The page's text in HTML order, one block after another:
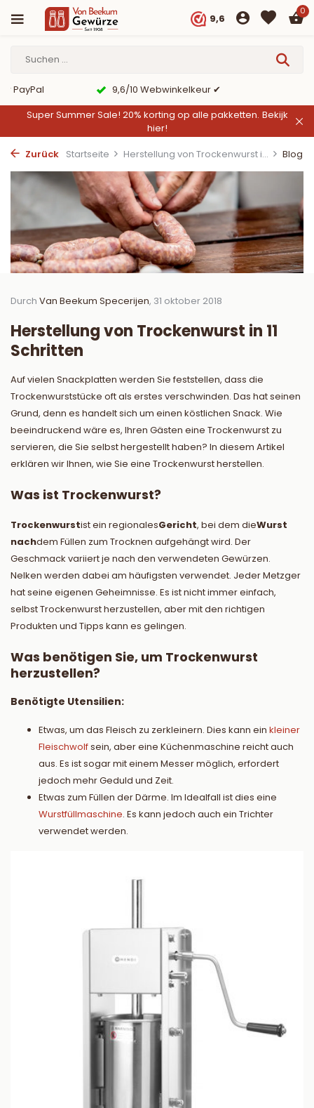
9,6
0
PayPal
9,6/10 Webwinkelkeur ✔
Super Summer Sale! 20% korting op alle pakketten. Bekijk
hier!
Zurück Startseite Herstellung von Trockenwurst i... Blog
Durch Van Beekum Specerijen, 31 oktober 2018
Herstellung von Trockenwurst in 11
Schritten
Auf vielen Snackplatten werden Sie feststellen, dass die
Trockenwurststücke oft als erstes verschwinden. Das hat seinen
Grund, denn es handelt sich um einen köstlichen Snack. Wie
beeindruckend wäre es, Ihren Gästen eine Trockenwurst zu
servieren, die Sie selbst hergestellt haben? In diesem Artikel
erklären wir Ihnen, wie Sie eine Trockenwurst herstellen.
Was ist Trockenwurst?
Trockenwurstist ein regionalesGericht, bei dem dieWurst
nachdem Füllen zum Trocknen aufgehängt wird. Der
Geschmack variiert je nach den verwendeten Gewürzen.
Nelken werden dabei am häufigsten verwendet. Jeder Metzger
hat seine eigenen Geheimnisse. Es ist nicht immer einfach,
selbst Trockenwurst herzustellen, aber mit den richtigen
Produkten und Tipps kann es gelingen.
Was benötigen Sie, um Trockenwurst
herzustellen?
Benötigte Utensilien:
Etwas, um das Fleisch zu zerkleinern. Dies kann ein kleiner
Fleischwolfsein, aber eine Küchenmaschine reicht auch
aus. Es ist sogar mit einem Messer möglich, erfordert
jedoch mehr Geduld und Zeit.
Etwas zum Füllen der Därme. Im Idealfall ist dies eine
Wurstfüllmaschine. Es kann jedoch auch ein Trichter
verwendet werden.